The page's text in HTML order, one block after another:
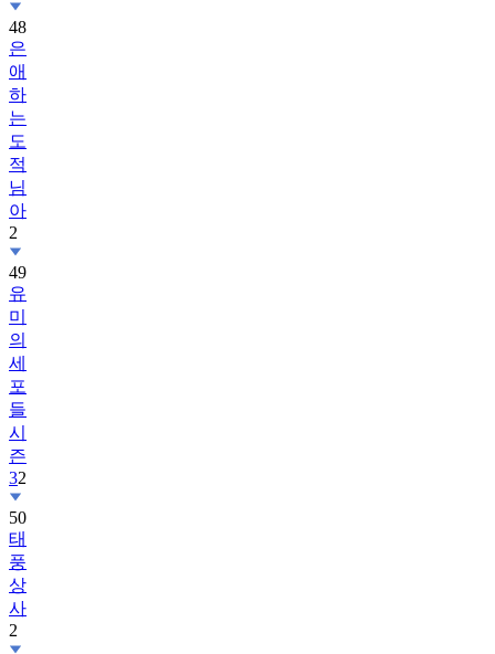
48
은
애
하
는
도
적
님
아
2
49
유
미
의
세
포
들
시
즌
32
50
태
풍
상
사
2